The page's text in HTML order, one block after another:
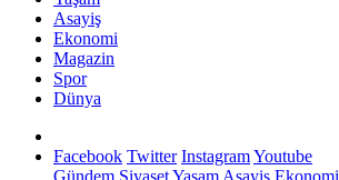
Asayiş
Ekonomi
Magazin
Spor
Dünya
Facebook Twitter InstagramYoutube
Gündem SiyasetYaşam Asayiş Ekonomi